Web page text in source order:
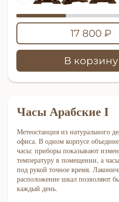
17 800 ₽
В корзину
Часы Арабские I
Метеостанция из натурального
офиса. В одном корпусе
часы: приборы показывают
температуру в помещении, а
под рукой точное время.
расположение шкал позволяют
каждый день.